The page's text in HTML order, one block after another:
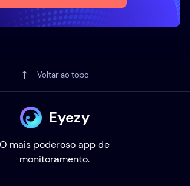
Voltar ao topo
Eyezy
O mais poderoso app de
monitoramento.